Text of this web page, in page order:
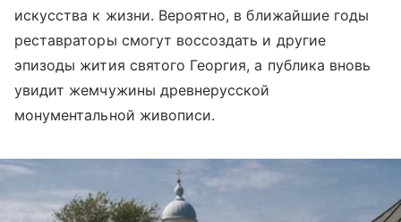
искусства к жизни. Вероятно, в ближайшие годы
реставраторы смогут воссоздать и другие
эпизоды жития святого Георгия, а публика вновь
увидит жемчужины древнерусской
монументальной живописи.